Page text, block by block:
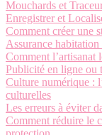
Mouchards et
Enregistrer et
Comment créer une
Assurance
Comment l’artisanat
Publicité en ligne ou
Culture numérique :
culturelles
Les erreurs à éviter
Comment réduire le